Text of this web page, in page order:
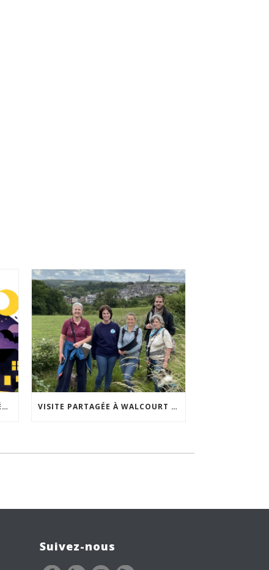
ACCEPTABILITÉ SOCIALE DE L’ÉCLAIRAGE NOCTURNE : LE REPLAY EST DISPONIBLE VISITE PARTAGÉE À WALCOURT : UNE DÉMARCHE PARTICIPATIVE ANIMÉE PAR ESPACE ENVIRONNEMENT
Suivez-nous